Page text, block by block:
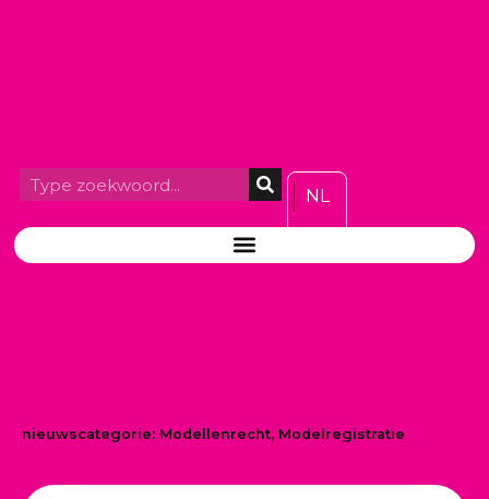
NL
nieuwscategorie: Modellenrecht, Modelregistratie